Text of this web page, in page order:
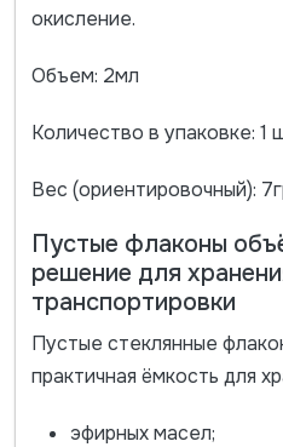
окисление.
Объем: 2мл
Количество в упаковке: 1
Вес (ориентировочный):
Пустые флаконы
решение для
транспортировки
Пустые стеклянные
практичная ёмкость для
эфирных масел;